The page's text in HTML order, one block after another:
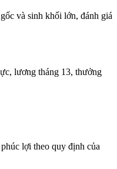
và sinh khối lớn, đánh giá
lương tháng 13, thưởng
lợi theo quy định của